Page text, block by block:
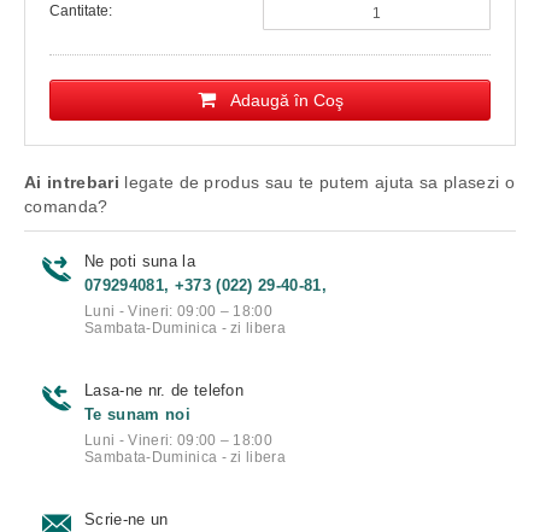
Cantitate:
Adaugă în Coş
Ai intrebari legate de produs sau te putem ajuta sa plasezi o
comanda?
Ne poti suna la
079294081, +373 (022) 29-40-81,
Luni - Vineri: 09:00 – 18:00
Sambata-Duminica - zi libera
Lasa-ne nr. de telefon
Te sunam noi
Luni - Vineri: 09:00 – 18:00
Sambata-Duminica - zi libera
Scrie-ne un